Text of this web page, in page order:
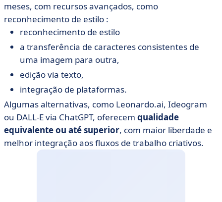
meses, com recursos avançados, como
reconhecimento de estilo :
reconhecimento de estilo
a transferência de caracteres consistentes de
uma imagem para outra,
edição via texto,
integração de plataformas.
Algumas alternativas, como Leonardo.ai, Ideogram
ou DALL-E via ChatGPT, oferecem qualidade
equivalente ou até superior, com maior liberdade e
melhor integração aos fluxos de trabalho criativos.